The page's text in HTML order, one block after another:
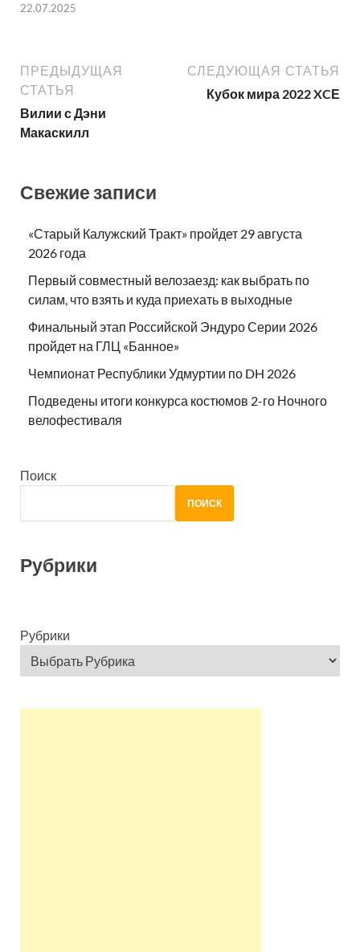
22.07.2025
ПРЕДЫДУЩАЯ
СТАТЬЯ
Вилии с Дэни
Макаскилл
СЛЕДУЮЩАЯ СТАТЬЯ
Кубок мира 2022 XCЕ
Свежие записи
«Старый Калужский Тракт» пройдет 29 августа
2026 года
Первый совместный велозаезд: как выбрать по
силам, что взять и куда приехать в выходные
Финальный этап Российской Эндуро Серии 2026
пройдет на ГЛЦ «Банное»
Чемпионат Республики Удмуртии по DH 2026
Подведены итоги конкурса костюмов 2-го Ночного
велофестиваля
Поиск
ПОИСК
Рубрики
Рубрики